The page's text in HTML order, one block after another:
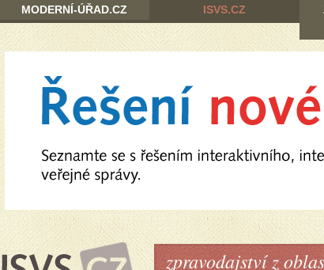
zpravodajství z
MODERNÍ-ÚŘAD.CZ ISVS.CZ